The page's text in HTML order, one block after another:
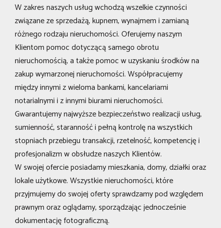
W zakres naszych usług wchodzą wszelkie czynności
związane ze sprzedażą, kupnem, wynajmem i zamianą
różnego rodzaju nieruchomości. Oferujemy naszym
Klientom pomoc dotyczącą samego obrotu
nieruchomością, a także pomoc w uzyskaniu środków na
zakup wymarzonej nieruchomości. Współpracujemy
między innymi z wieloma bankami, kancelariami
notarialnymi i z innymi biurami nieruchomości.
Gwarantujemy najwyższe bezpieczeństwo realizacji usług,
sumienność, staranność i pełną kontrolę na wszystkich
stopniach przebiegu transakcji, rzetelność, kompetencję i
profesjonalizm w obsłudze naszych Klientów.
W swojej ofercie posiadamy mieszkania, domy, działki oraz
lokale użytkowe. Wszystkie nieruchomości, które
przyjmujemy do swojej oferty sprawdzamy pod względem
prawnym oraz oglądamy, sporządzając jednocześnie
dokumentację fotograficzną.